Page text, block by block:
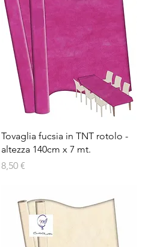
Vista rapida
Tovaglia fucsia in TNT rotolo -
altezza 140cm x 7 mt.
Prezzo
8,50 €